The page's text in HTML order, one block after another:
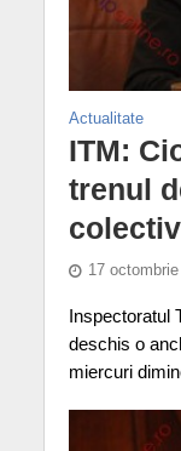
Actualitate
ITM:
trenul
17
Inspectoratul
deschis o
miercuri